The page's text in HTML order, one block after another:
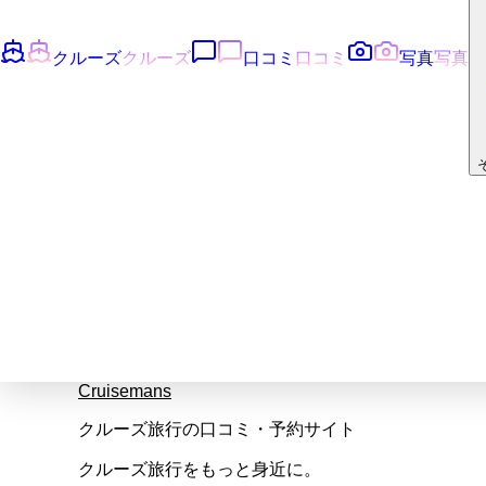
クルーズクルーズ 口コミ 口コミ 写真写真
Cruisemans
クルーズ旅行の口コミ・予約サイト
クルーズ旅行をもっと身近に。